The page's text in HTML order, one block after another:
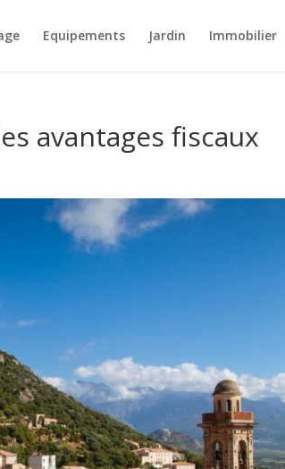
Equipements Jardin Immobilier
avantages fiscaux